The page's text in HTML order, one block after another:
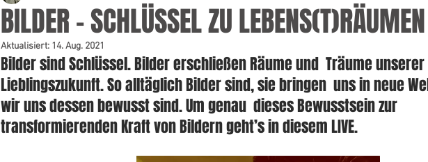
BILDER – SCHLÜSSEL ZU LEBENS(T)RÄUMEN
Aktualisiert: 14. Aug. 2021
Bilder sind Schlüssel. Bilder erschließen Räume und  Träume unserer
Lieblingszukunft. So alltäglich Bilder sind, sie bringen  uns in neue
wir uns dessen bewusst sind. Um genau  dieses Bewusstsein zur
transformierenden Kraft von Bildern geht’s in diesem LIVE.